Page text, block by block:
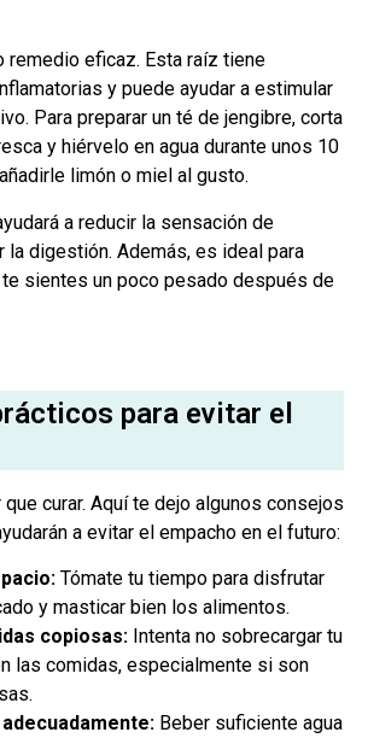
remedio eficaz. Esta raíz tiene
y puede ayudar a estimular
Para preparar un té de jengibre, corta
y hiérvelo en agua durante unos 10
limón o miel al gusto.
a reducir la sensación de
la digestión. Además, es ideal para
sientes un poco pesado después de
para evitar el
curar. Aquí te dejo algunos consejos
a evitar el empacho en el futuro:
Tómate tu tiempo para disfrutar
y masticar bien los alimentos.
copiosas: Intenta no sobrecargar tu
las comidas, especialmente si son
Beber suficiente agua